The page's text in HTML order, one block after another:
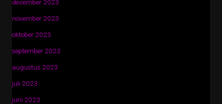
december 2023
november 2023
oktober 2023
september 2023
augustus 2023
juli 2023
juni 2023